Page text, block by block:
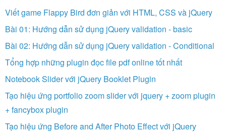
Viết game Flappy Bird đơn giản với HTML, CSS và jQuery
Bài 01: Hướng dẫn sử dụng jQuery validation - basic
Bài 02: Hướng dẫn sử dụng jQuery validation - Conditional
Tổng hợp những plugin đọc file pdf online tốt nhất
Notebook Slider với jQuery Booklet Plugin
Tạo hiệu ứng portfolio zoom slider với jquery + zoom plugin
+ fancybox plugin
Tạo hiệu ứng Before and After Photo Effect với jQuery